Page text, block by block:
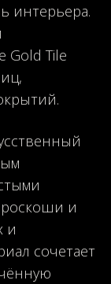
интерьера.
Gold Tile
роскоши и
и
сочетает